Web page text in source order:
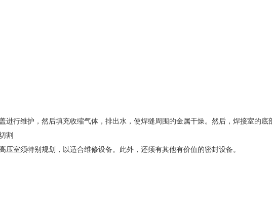
行维护，然后填充收缩气体，排出水，使焊缝周围的金属干燥。然后，焊接室的底
割
室须特别规划，以适合维修设备。此外，还须有其他有价值的密封设备。